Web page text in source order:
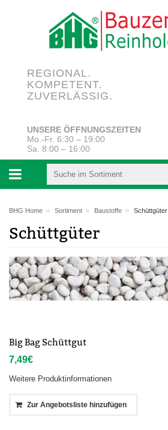
REGIONAL.
KOMPETENT.
ZUVERLÄSSIG.
UNSERE ÖFFNUNGSZEITEN
Mo.-Fr. 6:30 – 19:00
Sa. 8:00 – 16:00
BHG Home » Sortiment » Baustoffe » Schüttgüter
Schüttgüter
Big Bag Schüttgut
7,49€
Weitere Produktinformationen
Zur Angebotsliste hinzufügen